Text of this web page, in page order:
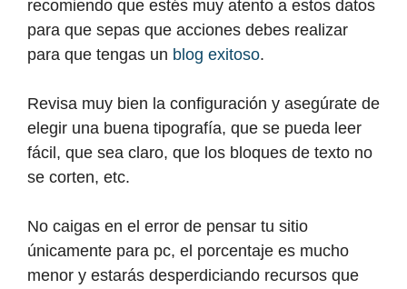
recomiendo que estés muy atento a estos datos
para que sepas que acciones debes realizar
para que tengas un blog exitoso.
Revisa muy bien la configuración y asegúrate de
elegir una buena tipografía, que se pueda leer
fácil, que sea claro, que los bloques de texto no
se corten, etc.
No caigas en el error de pensar tu sitio
únicamente para pc, el porcentaje es mucho
menor y estarás desperdiciando recursos que